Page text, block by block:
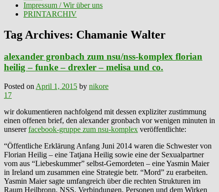
Impressum / Wir über uns
PRINTARCHIV
Tag Archives: Chamanie Walter
alexander gronbach zum nsu/nss-komplex florian
heilig – funke – drexler – melisa und co.
Posted on April 1, 2015 by nikore
17
wir dokumentieren nachfolgend mit dessen expliziter zustimmung
einen offenen brief, den alexander gronbach vor wenigen minuten in
unsererfacebook-gruppe zum nsu-komplex veröffentlichte:
“Öffentliche Erklärung Anfang Juni 2014 waren die Schwester von
Florian Heilig – eine Tatjana Heilig sowie eine der Sexualpartner
vom aus “Liebeskummer” selbst-Gemordeten – eine Yasmin Maier
in Ireland um zusammen eine Strategie betr. “Mord” zu erarbeiten.
Yasmin Maier sagte umfangreich über die rechten Strukturen im
Raum Heilbronn, NSS, Verbindungen, Personen und dem Wirken